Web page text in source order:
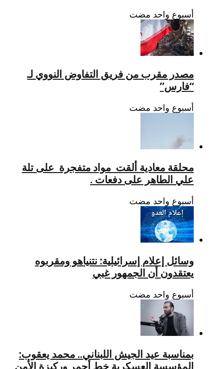
‏أسبوع واحد مضت
مصدر مقرب من فريق التفاوض النووي لـ
“فارس”
‏أسبوع واحد مضت
محلقة معادية ألقت مواد متفجرة على تلة
علي الطاهر على دفعات .
‏أسبوع واحد مضت
وسائل إعلام إسرائيلية: نتنياهو ومقربوه
يعتقدون أن الجمهور غبي
‏أسبوع واحد مضت
بمناسبة عيد الجيش اللبناني.. محمد يعقوب:
المؤسسة العسكرية خط أحمر وركيزة الأمن